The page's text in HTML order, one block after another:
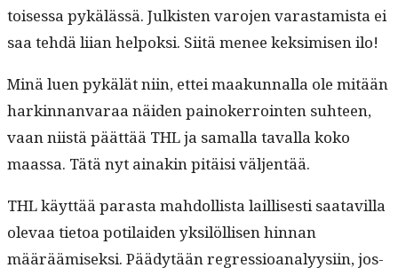
toises­sa pykälässä. Julk­isten varo­jen varas­tamista ei
saa tehdä liian helpok­si. Siitä menee kek­simisen ilo!
Minä luen pykälät niin, ettei maakun­nal­la ole mitään
harkin­nan­varaa näi­den pain­ok­er­roin­ten suh­teen,
vaan niistä päät­tää THL ja samal­la taval­la koko
maas­sa. Tätä nyt ainakin pitäisi väljentää.
THL käyt­tää paras­ta mah­dol­lista lail­lis­es­ti saatavil­la
ole­vaa tietoa poti­laiden yksilöl­lisen hin­nan
määräämisek­si. Päädytään regres­sio­ana­lyysi­in, jos­